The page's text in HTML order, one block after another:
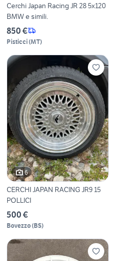
Cerchi Japan Racing JR 28 5x120
BMW e simili.
850 €
Pisticci(MT)
6
CERCHI JAPAN RACING JR9 15
POLLICI
500 €
Bovezzo(BS)